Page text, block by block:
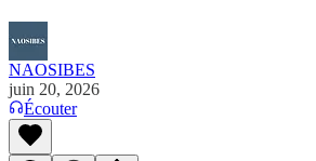
NAOSIBES
juin 20, 2026
Écouter